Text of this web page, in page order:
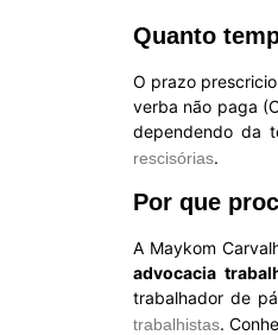
Quanto
O prazo
verba não paga
dependendo da
rescisórias.
Por que
A Maykom
advocacia
trabalhador de
trabalhistas.